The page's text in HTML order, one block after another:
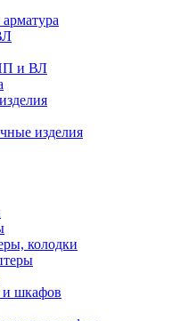
и ВЛ
изделия
колодки
и шкафов